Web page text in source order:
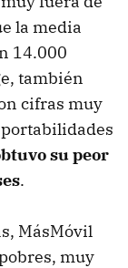
la media
14.000
también
cifras muy
su peor
.
MásMóvil
muy